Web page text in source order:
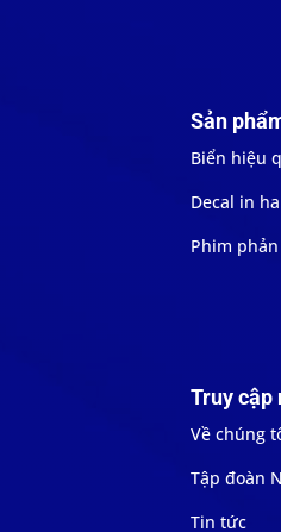
Sản
Biển hiệu
Decal in
Phim
Truy cập
Về chúng
Tập đoàn
Tin tức